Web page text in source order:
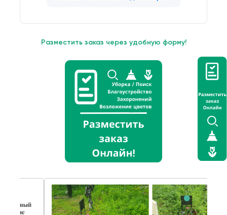
Разместить заказ через удобную форму!